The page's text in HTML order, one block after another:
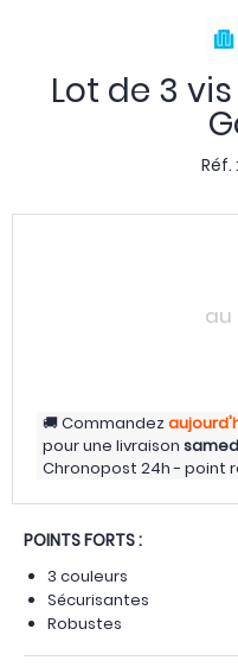
Lot de 3
Réf. :
au
Commandez
pour une livraison
Chronopost 24h - point
POINTS FORTS :
3 couleurs
Sécurisantes
Robustes